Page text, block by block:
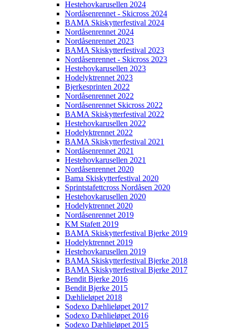
Hestehovkarusellen 2024
Nordåsenrennet - Skicross 2024
BAMA Skiskytterfestival 2024
Nordåsenrennet 2024
Nordåsenrennet 2023
BAMA Skiskytterfestival 2023
Nordåsenrennet - Skicross 2023
Hestehovkarusellen 2023
Hodelyktrennet 2023
Bjerkesprinten 2022
Nordåsenrennet 2022
Nordåsenrennet Skicross 2022
BAMA Skiskytterfestival 2022
Hestehovkarusellen 2022
Hodelyktrennet 2022
BAMA Skiskytterfestival 2021
Nordåsenrennet 2021
Hestehovkarusellen 2021
Nordåsenrennet 2020
Bama Skiskytterfestival 2020
Sprintstafettcross Nordåsen 2020
Hestehovkarusellen 2020
Hodelyktrennet 2020
Nordåsenrennet 2019
KM Stafett 2019
BAMA Skiskytterfestival Bjerke 2019
Hodelyktrennet 2019
Hestehovkarusellen 2019
BAMA Skiskytterfestival Bjerke 2018
BAMA Skiskytterfestival Bjerke 2017
Bendit Bjerke 2016
Bendit Bjerke 2015
Dæhlieløpet 2018
Sodexo Dæhlieløpet 2017
Sodexo Dæhlieløpet 2016
Sodexo Dæhlieløpet 2015